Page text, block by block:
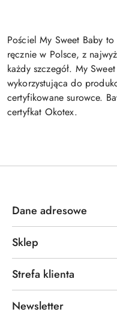
Pościel My Sweet Baby
ręcznie w Polsce, z
każdy szczegół. My
wykorzystująca do
certyfikowane surowce.
certyfkat Okotex.
Dane adresowe
Sklep
Strefa klienta
Newsletter